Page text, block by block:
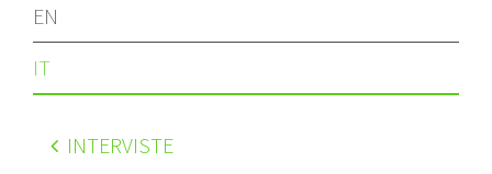
EN
IT
INTERVISTE